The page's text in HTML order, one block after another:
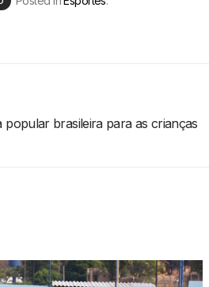
brasileira para as crianças